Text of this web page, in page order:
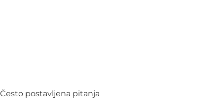
Često postavljena pitanja